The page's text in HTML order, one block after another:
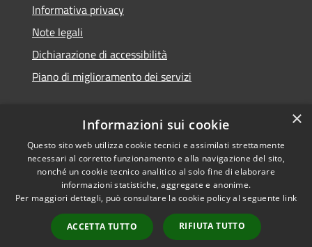
Informativa privacy
Note legali
Dichiarazione di accessibilità
Piano di miglioramento dei servizi
RSS
Accessibilità
Privacy
Cookie
Mappa del sito
Webmail
Copyright © 2026 • Comune di
Treviglio • Powered by
Municipium•Accesso
redazione
×
Informazioni sui cookie
Questo sito web utilizza cookie tecnici e assimilati strettamente
necessari al corretto funzionamento e alla navigazione del sito,
nonché un cookie tecnico analitico al solo fine di elaborare
informazioni statistiche, aggregate e anonime.
Per maggiori dettagli, può consultare la cookie policy al seguente link
ACCETTA TUTTO RIFIUTA TUTTO